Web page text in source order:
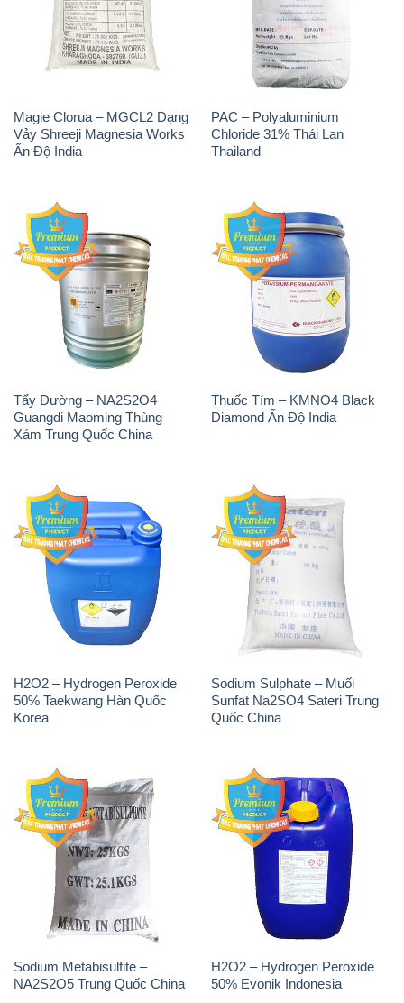
Magie Clorua – MGCL2 Dạng
Vảy Shreeji Magnesia Works
Ấn Độ India
PAC – Polyaluminium
Chloride 31% Thái Lan
Thailand
Tẩy Đường – NA2S2O4
Guangdi Maoming Thùng
Xám Trung Quốc China
Thuốc Tím – KMNO4 Black
Diamond Ấn Độ India
H2O2 – Hydrogen Peroxide
50% Taekwang Hàn Quốc
Korea
Sodium Sulphate – Muối
Sunfat Na2SO4 Sateri Trung
Quốc China
Sodium Metabisulfite –
NA2S2O5 Trung Quốc China
H2O2 – Hydrogen Peroxide
50% Evonik Indonesia